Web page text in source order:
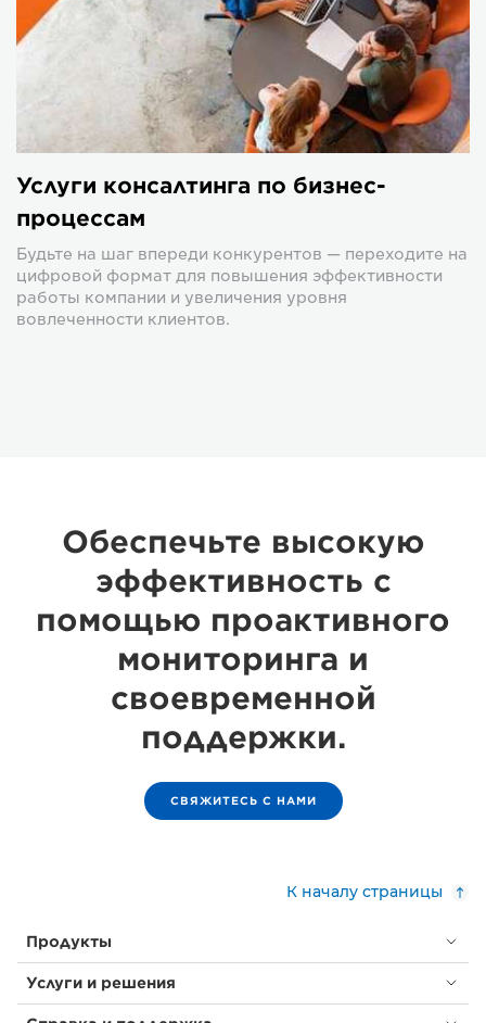
Услуги консалтинга по бизнес-
процессам
Будьте на шаг впереди конкурентов — переходите на
цифровой формат для повышения эффективности
работы компании и увеличения уровня
вовлеченности клиентов.
Обеспечьте высокую
эффективность с
помощью проактивного
мониторинга и
своевременной
поддержки.
СВЯЖИТЕСЬ С НАМИ
К началу страницы
Продукты
Услуги и решения